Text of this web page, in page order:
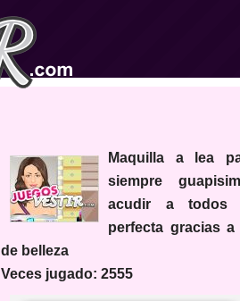
maquilla a lea para que este
siempre
acudir a todos
perfecta gracias
de belleza
Veces jugado: 2555